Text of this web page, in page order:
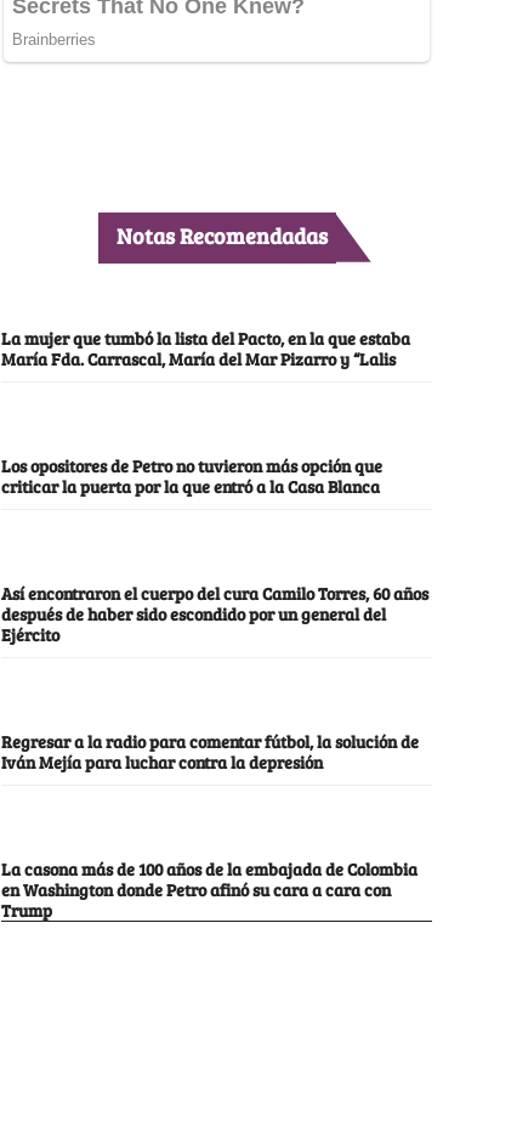
Notas Recomendadas
La mujer que tumbó la lista del Pacto, en la que estaba
María Fda. Carrascal, María del Mar Pizarro y “Lalis
Los opositores de Petro no tuvieron más opción que
criticar la puerta por la que entró a la Casa Blanca
Así encontraron el cuerpo del cura Camilo Torres, 60 años
después de haber sido escondido por un general del
Ejército
Regresar a la radio para comentar fútbol, la solución de
Iván Mejía para luchar contra la depresión
La casona más de 100 años de la embajada de Colombia
en Washington donde Petro afinó su cara a cara con
Trump